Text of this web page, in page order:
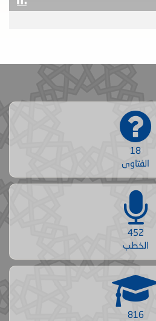
18
الفتاوى
452
الخطب
816